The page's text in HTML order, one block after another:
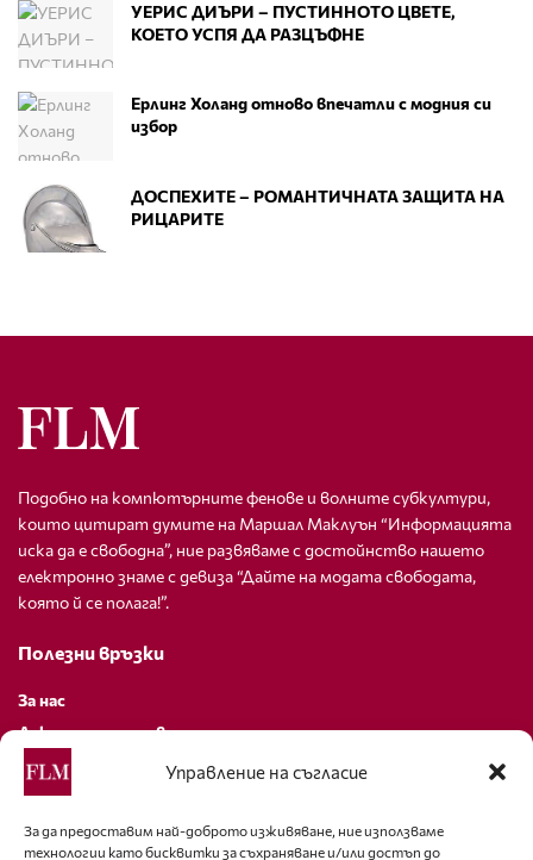
Управление на съгласие
За да предоставим най-доброто изживяване, ние използваме
технологии като бисквитки за съхраняване и/или достъп до
УЕРИС ДИЪРИ – ПУСТИННОТО ЦВЕТЕ,
КОЕТО УСПЯ ДА РАЗЦЪФНЕ
Ерлинг Холанд отново впечатли с модния си
избор
ДОСПЕХИТЕ – РОМАНТИЧНАТА ЗАЩИТА НА
РИЦАРИТЕ
Подобно на компютърните фенове и волните субкултури,
които цитират думите на Маршал Маклуън “Информацията
иска да е свободна”, ние развяваме с достойнство нашето
електронно знаме с девиза “Дайте на модата свободата,
която й се полага!”.
Полезни връзки
За нас
Декларация за поверителност
Политика за бисквитки
За контакти